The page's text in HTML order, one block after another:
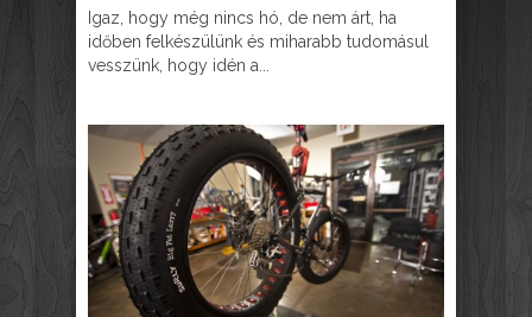
Igaz, hogy még nincs hó, de nem árt, ha
időben felkészülünk és miharabb tudomásul
vesszünk, hogy idén a...